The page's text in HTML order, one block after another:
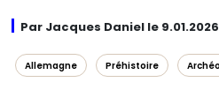
Par Jacques Daniel le
Allemagne Préhistoire